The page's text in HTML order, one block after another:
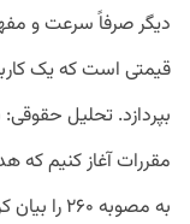
دیگر صرفاً سرعت و
بپردازد. تحلیل
به مصوبه